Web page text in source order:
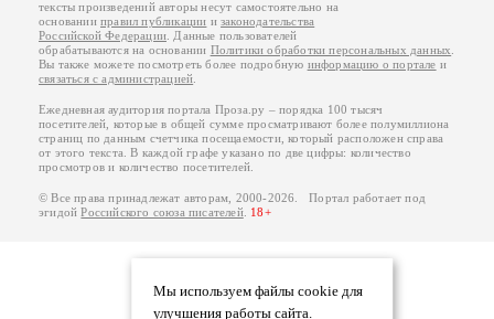
Мы используем файлы cookie для
улучшения работы сайта.
тексты произведений авторы несут самостоятельно на
основанииправил публикации изаконодательства
Российской Федерации . Данные пользователей
обрабатываются на основании Политики обработки персональных данных
Вы также можете посмотреть более подробную информацию о портале и
связаться с администрацией
Ежедневная аудитория портала Проза.ру – порядка 100 тысяч
посетителей, которые в общей сумме просматривают более полумиллиона
страниц по данным счетчика посещаемости, который расположен справа
от этого текста. В каждой графе указано по две цифры: количество
просмотров и количество посетителей.
© Все права принадлежат авторам, 2000-2026. Портал работает под
эгидойРоссийского союза писателей. 18+